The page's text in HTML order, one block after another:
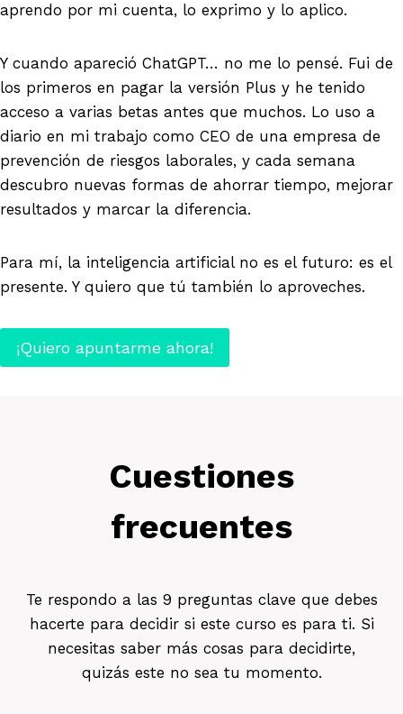
aprendo por mi cuenta, lo exprimo y lo aplico.
Y cuando apareció ChatGPT… no me lo pensé. Fui de
los primeros en pagar la versión Plus y he tenido
acceso a varias betas antes que muchos. Lo uso a
diario en mi trabajo como CEO de una empresa de
prevención de riesgos laborales, y cada semana
descubro nuevas formas de ahorrar tiempo, mejorar
resultados y marcar la diferencia.
Para mí, la inteligencia artificial no es el futuro: es el
presente. Y quiero que tú también lo aproveches.
¡Quiero apuntarme ahora!
Cuestiones
frecuentes
Te respondo a las 9 preguntas clave que debes
hacerte para decidir si este curso es para ti. Si
necesitas saber más cosas para decidirte,
quizás este no sea tu momento.